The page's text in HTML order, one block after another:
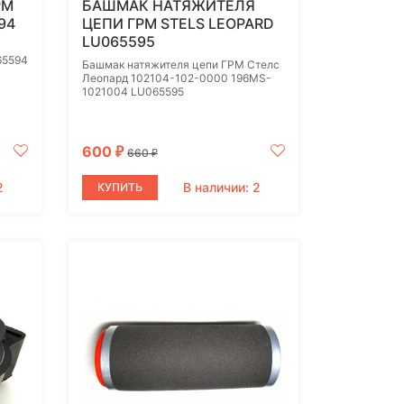
БАШМАК НАТЯЖИТЕЛЯ
ЦЕПИ ГРМ STELS LEOPARD
LU065595
Башмак натяжителя цепи ГРМ Стелс
Леопард 102104-102-0000 196MS-
1021004 LU065595
600 ₽ 660₽
КУПИТЬ В наличии: 2